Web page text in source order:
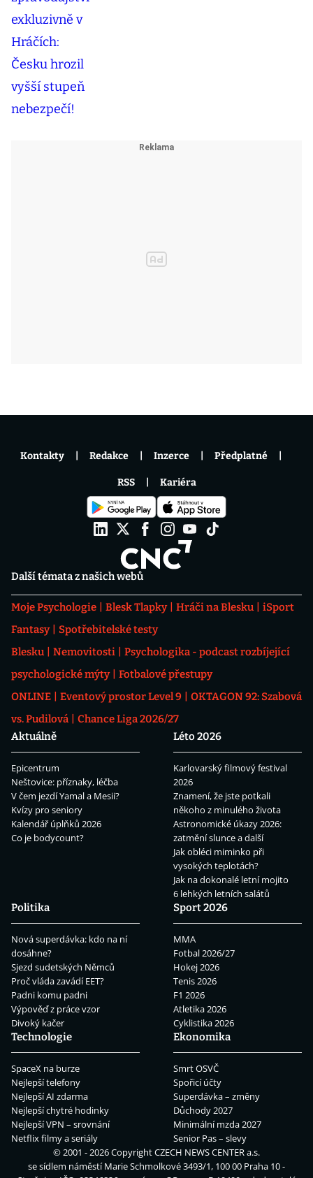
Další témata z našich webů
Moje Psychologie Blesk Tlapky Hráči na Blesku
iSport
Fantasy
Spotřebitelské testy
Blesku
Nemovitosti
Psychologika - podcast rozbíjející
psychologické mýty
Fotbalové přestupy
ONLINE
Eventový prostor Level 9
OKTAGON 92: Szabová
vs. Pudilová
Chance Liga 2026/27
Aktuálně
Epicentrum
Neštovice: příznaky, léčba
V čem jezdí Yamal a Mesii?
Kvízy pro seniory
Kalendář úplňků 2026
Co je bodycount?
Léto 2026
Karlovarský filmový festival
2026
Znamení, že jste potkali
někoho z minulého života
Astronomické úkazy 2026:
zatmění slunce a další
Jak obléci miminko při
vysokých teplotách?
Jak na dokonalé letní mojito
6 lehkých letních salátů
Politika
Nová superdávka: kdo na ní
dosáhne?
Sjezd sudetských Němců
Proč vláda zavádí EET?
Padni komu padni
Výpověď z práce vzor
Divoký kačer
Sport 2026
MMA
Fotbal 2026/27
Hokej 2026
Tenis 2026
F1 2026
Atletika 2026
Cyklistika 2026
Technologie
SpaceX na burze
Nejlepší telefony
Nejlepší AI zdarma
Nejlepší chytré hodinky
Nejlepší VPN – srovnání
Netflix filmy a seriály
Ekonomika
Smrt OSVČ
Spořicí účty
Superdávka – změny
Důchody 2027
Minimální mzda 2027
Senior Pas – slevy
Kontakty Redakce Inzerce Předplatné
RSS Kariéra
© 2001 - 2026 CopyrightCZECH NEWS CENTER a.s.
se sídlem náměstí Marie Schmolkové 3493/1, 100 00 Praha 10 -